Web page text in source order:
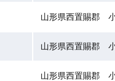
山形県西置賜郡
山形県西置賜郡
山形県西置賜郡